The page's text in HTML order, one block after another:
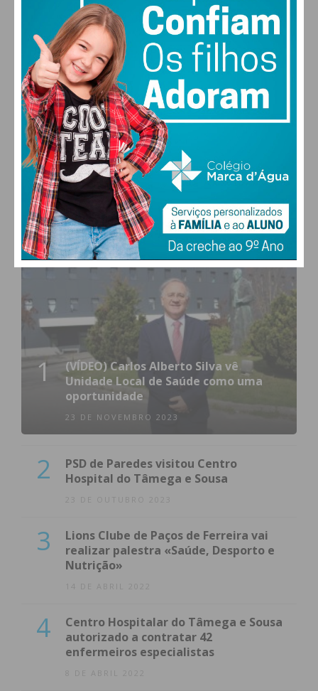
27,0k
Fans
0
Followers
1,2k
0
Followers
577
Readers
MAIS POPULARES
1
(VÍDEO) Carlos Alberto Silva vê
Unidade Local de Saúde como uma
oportunidade
23 DE NOVEMBRO 2023
2
PSD de Paredes visitou Centro
Hospital do Tâmega e Sousa
23 DE OUTUBRO 2023
3
Lions Clube de Paços de Ferreira vai
realizar palestra «Saúde, Desporto e
Nutrição»
14 DE ABRIL 2022
4
Centro Hospitalar do Tâmega e Sousa
autorizado a contratar 42
enfermeiros especialistas
8 DE ABRIL 2022